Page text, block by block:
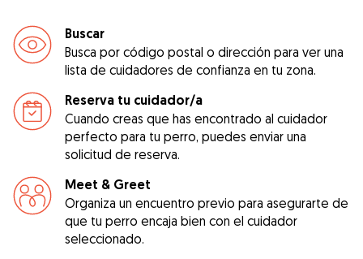
Buscar
Busca por código postal o dirección para ver una
lista de cuidadores de confianza en tu zona.
Reserva tu cuidador/a
Cuando creas que has encontrado al cuidador
perfecto para tu perro, puedes enviar una
solicitud de reserva.
Meet & Greet
Organiza un encuentro previo para asegurarte de
que tu perro encaja bien con el cuidador
seleccionado.